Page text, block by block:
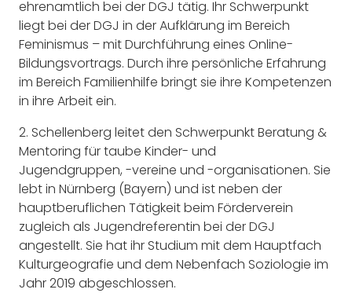
ehrenamtlich bei der DGJ tätig. Ihr Schwerpunkt
liegt bei der DGJ in der Aufklärung im Bereich
Feminismus – mit Durchführung eines Online-
Bildungsvortrags. Durch ihre persönliche Erfahrung
im Bereich Familienhilfe bringt sie ihre Kompetenzen
in ihre Arbeit ein.
2. Schellenberg leitet den Schwerpunkt Beratung &
Mentoring für taube Kinder- und
Jugendgruppen, -vereine und -organisationen. Sie
lebt in Nürnberg (Bayern) und ist neben der
hauptberuflichen Tätigkeit beim Förderverein
zugleich als Jugendreferentin bei der DGJ
angestellt. Sie hat ihr Studium mit dem Hauptfach
Kulturgeografie und dem Nebenfach Soziologie im
Jahr 2019 abgeschlossen.